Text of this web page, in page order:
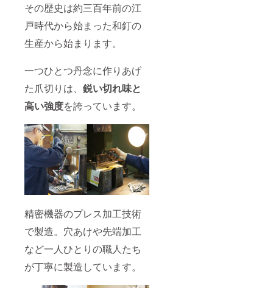
その歴史は約三百年前の江
戸時代から始まった和釘の
生産から始まります。
一つひとつ丹念に作りあげ
た爪切りは、 鋭い切れ味と
高い強度を誇っています。
精密機器のプレス加工技術
で製造。穴あけや先端加工
など一人ひとりの職人たち
が丁寧に製造しています。